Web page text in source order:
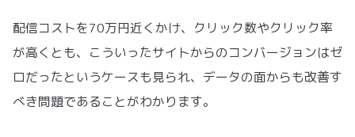
配信コストを70万円近くかけ、クリック数やクリック率
が高くとも、こういったサイトからのコンバージョンはゼ
ロだったというケースも見られ、データの面からも改善す
べき問題であることがわかります。